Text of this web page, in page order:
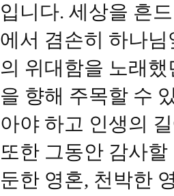
입니다. 세상을 흔
에서 겸손히 하나
의 위대함을 노래
을 향해 주목할 수
아야 하고 인생의
또한 그동안 감사
둔한 영혼, 천박한